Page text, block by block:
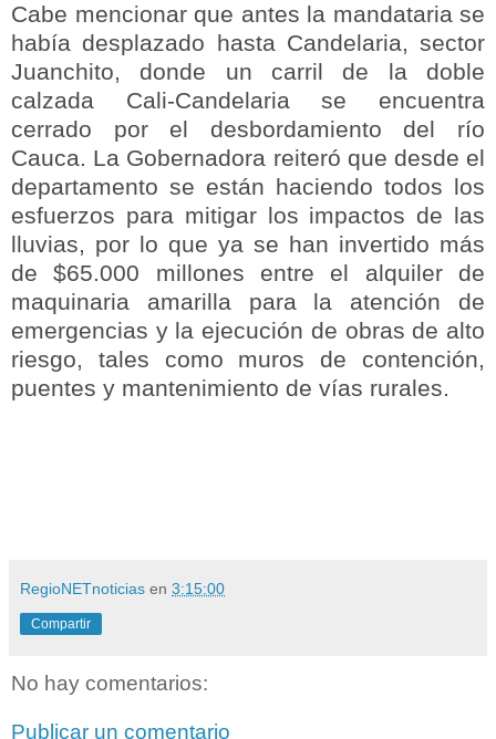
Cabe mencionar que antes la mandataria se
había desplazado hasta Candelaria, sector
Juanchito, donde un carril de la doble
calzada Cali-Candelaria se encuentra
cerrado por el desbordamiento del río
Cauca. La Gobernadora reiteró que desde el
departamento se están haciendo todos los
esfuerzos para mitigar los impactos de las
lluvias, por lo que ya se han invertido más
de $65.000 millones entre el alquiler de
maquinaria amarilla para la atención de
emergencias y la ejecución de obras de alto
riesgo, tales como muros de contención,
puentes y mantenimiento de vías rurales.
RegioNETnoticias en 3:15:00
Compartir
No hay comentarios:
Publicar un comentario